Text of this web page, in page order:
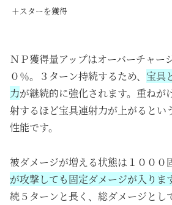
＋スターを獲得
ＮＰ獲得量アップはオーバーチャー
０％。３ターン持続するため、 宝具
力が継続的に強化されます。重ねが
射するほど宝具連射力が上がるとい
性能です。
被ダメージが増える状態は１０００
が攻撃しても固定ダメージが入りま
続５ターンと長く、総ダメージとし